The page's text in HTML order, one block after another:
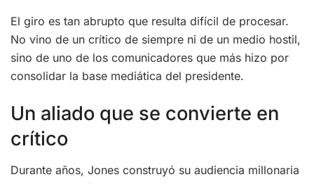
El giro es tan abrupto que resulta difícil de procesar.
No vino de un crítico de siempre ni de un medio hostil,
sino de uno de los comunicadores que más hizo por
consolidar la base mediática del presidente.
Un aliado que se convierte en
crítico
Durante años, Jones construyó su audiencia millonaria